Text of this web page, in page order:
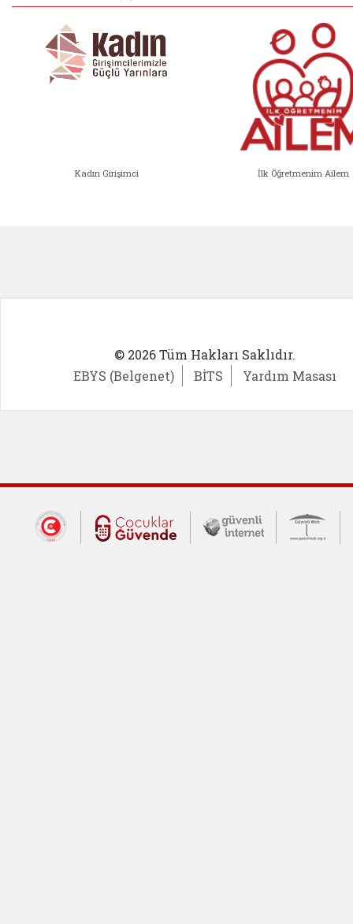
Kadın Girişimci İlk Öğretmenim Ailem
© 2026 Tüm Hakları Saklıdır.
EBYS (Belgenet)
BİTS Yardım Masası
Dış Bağlantılar
Cumhurbaşkanlığı İletişim Merkezi
Çocuklar Güvende (yeni
Güvenli